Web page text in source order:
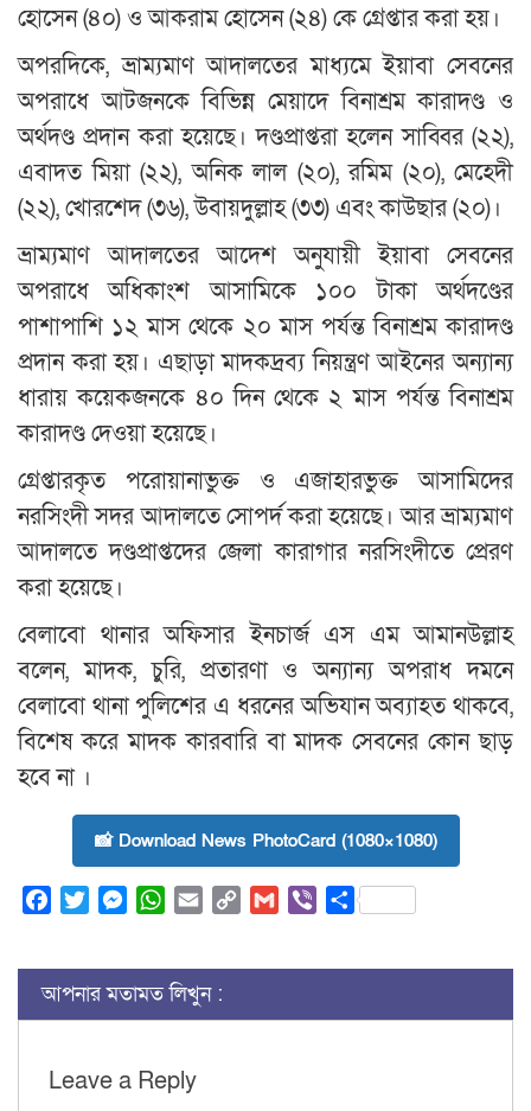
হোসেন (৪০) ও আকরাম হোসেন (২৪) কে গ্রেপ্তার করা হয়।
অপরদিকে, ভ্রাম্যমাণ আদালতের মাধ্যমে ইয়াবা সেবনের
অপরাধে আটজনকে বিভিন্ন মেয়াদে বিনাশ্রম কারাদণ্ড ও
অর্থদণ্ড প্রদান করা হয়েছে। দণ্ডপ্রাপ্তরা হলেন সাব্বির (২২),
এবাদত মিয়া (২২), অনিক লাল (২০), রমিম (২০), মেহেদী
(২২), খোরশেদ (৩৬), উবায়দুল্লাহ (৩৩) এবং কাউছার (২০)।
ভ্রাম্যমাণ আদালতের আদেশ অনুযায়ী ইয়াবা সেবনের
অপরাধে অধিকাংশ আসামিকে ১০০ টাকা অর্থদণ্ডের
পাশাপাশি ১২ মাস থেকে ২০ মাস পর্যন্ত বিনাশ্রম কারাদণ্ড
প্রদান করা হয়। এছাড়া মাদকদ্রব্য নিয়ন্ত্রণ আইনের অন্যান্য
ধারায় কয়েকজনকে ৪০ দিন থেকে ২ মাস পর্যন্ত বিনাশ্রম
কারাদণ্ড দেওয়া হয়েছে।
গ্রেপ্তারকৃত পরোয়ানাভুক্ত ও এজাহারভুক্ত আসামিদের
নরসিংদী সদর আদালতে সোপর্দ করা হয়েছে। আর ভ্রাম্যমাণ
আদালতে দণ্ডপ্রাপ্তদের জেলা কারাগার নরসিংদীতে প্রেরণ
করা হয়েছে।
বেলাবো থানার অফিসার ইনচার্জ এস এম আমানউল্লাহ
বলেন, মাদক, চুরি, প্রতারণা ও অন্যান্য অপরাধ দমনে
বেলাবো থানা পুলিশের এ ধরনের অভিযান অব্যাহত থাকবে,
বিশেষ করে মাদক কারবারি বা মাদক সেবনের কোন ছাড়
হবে না ।
📸 Download News PhotoCard (1080×1080)
FacebookTwitterMessenger
WhatsApp
Email Copy
Gmail ViberShare
আপনার মতামত লিখুন :
Leave a Reply